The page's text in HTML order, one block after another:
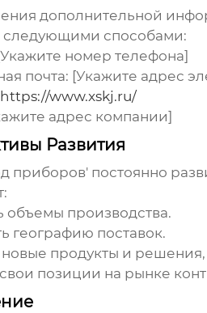
дополнительной
следующими способами:
номер телефона]
почта: [Укажите адрес
https://www.xskj.ru/
адрес компании]
Развития
приборов' постоянно
объемы производства.
географию поставок.
продукты и
позиции на рынке